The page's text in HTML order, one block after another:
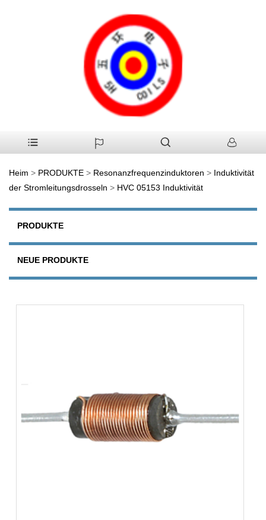
Heim > PRODUKTE > Resonanzfrequenzinduktoren > Induktivität
der Stromleitungsdrosseln > HVC 05153 Induktivität
PRODUKTE
NEUE PRODUKTE